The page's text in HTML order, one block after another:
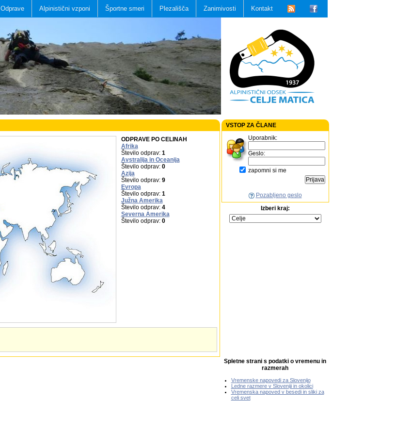
Odprave Alpinistični vzponi Športne smeri Plezališča Zanimivosti Kontakt
ODPRAVE PO CELINAH
Afrika
Število odprav: 1
Avstralija in Oceanija
Število odprav: 0
Azija
Število odprav: 9
Evropa
Število odprav: 1
Južna Amerika
Število odprav: 4
Severna Amerika
Število odprav: 0
VSTOP ZA ČLANE
Uporabnik:
Geslo:
zapomni si me
Pozabljeno geslo
Spletne strani s podatki o vremenu in
razmerah
Vremenske napovedi za Slovenijo
Ledne razmere v Sloveniji in okolici
Vremenska napoved v besedi in sliki za
celi svet